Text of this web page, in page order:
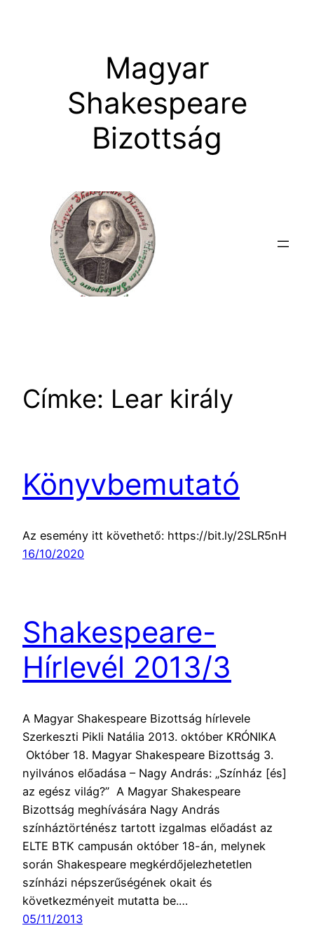
Magyar
Shakespeare
Bizottság
Címke: Lear király
Könyvbemutató
Az esemény itt követhető: https://bit.ly/2SLR5nH
16/10/2020
Shakespeare-
Hírlevél 2013/3
A Magyar Shakespeare Bizottság hírlevele
Szerkeszti Pikli Natália 2013. október KRÓNIKA
Október 18. Magyar Shakespeare Bizottság 3.
nyilvános előadása – Nagy András: „Színház [és]
az egész világ?” A Magyar Shakespeare
Bizottság meghívására Nagy András
színháztörténész tartott izgalmas előadást az
ELTE BTK campusán október 18-án, melynek
során Shakespeare megkérdőjelezhetetlen
színházi népszerűségének okait és
következményeit mutatta be.…
05/11/2013